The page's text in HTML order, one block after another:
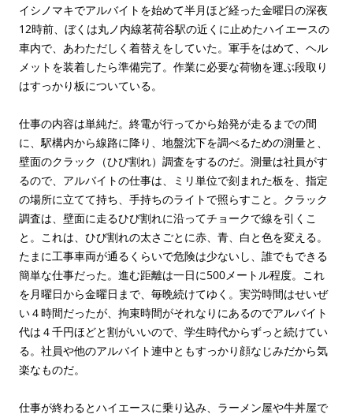
イシノマキでアルバイトを始めて半月ほど経った金曜日の深夜
12時前、ぼくは丸ノ内線茗荷谷駅の近くに止めたハイエースの
車内で、あわただしく着替えをしていた。軍手をはめて、ヘル
メットを装着したら準備完了。作業に必要な荷物を運ぶ段取り
はすっかり板についている。
仕事の内容は単純だ。終電が行ってから始発が走るまでの間
に、駅構内から線路に降り、地盤沈下を調べるための測量と、
壁面のクラック（ひび割れ）調査をするのだ。測量は社員がす
るので、アルバイトの仕事は、ミリ単位で刻まれた板を、指定
の場所に立てて持ち、手持ちのライトで照らすこと。クラック
調査は、壁面に走るひび割れに沿ってチョークで線を引くこ
と。これは、ひび割れの太さごとに赤、青、白と色を変える。
たまに工事車両が通るくらいで危険は少ないし、誰でもできる
簡単な仕事だった。進む距離は一日に500メートル程度。これ
を月曜日から金曜日まで、毎晩続けてゆく。実労時間はせいぜ
い４時間だったが、拘束時間がそれなりにあるのでアルバイト
代は４千円ほどと割がいいので、学生時代からずっと続けてい
る。社員や他のアルバイト連中ともすっかり顔なじみだから気
楽なものだ。
仕事が終わるとハイエースに乗り込み、ラーメン屋や牛丼屋で